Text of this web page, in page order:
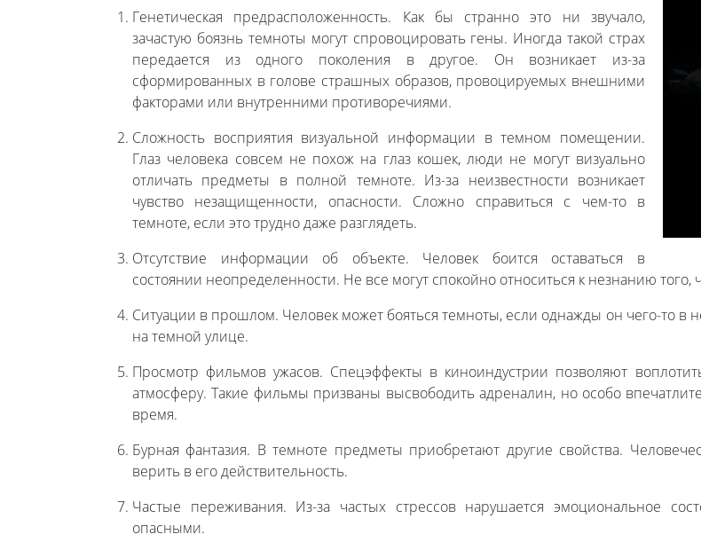
Генетическая предрасположенность. Как бы странно это ни звучало,
зачастую боязнь темноты могут спровоцировать гены. Иногда такой страх
передается из одного поколения в другое. Он возникает из-за
сформированных в голове страшных образов, провоцируемых внешними
факторами или внутренними противоречиями.
Сложность восприятия визуальной информации в темном помещении.
Глаз человека совсем не похож на глаз кошек, люди не могут визуально
отличать предметы в полной темноте. Из-за неизвестности возникает
чувство незащищенности, опасности. Сложно справиться с чем-то в
темноте, если это трудно даже разглядеть.
Отсутствие информации об объекте. Человек боится оставаться в
состоянии неопределенности. Не все могут спокойно относиться к незнанию
Ситуации в прошлом. Человек может бояться темноты, если однажды он чего-то в
на темной улице.
Просмотр фильмов ужасов. Спецэффекты в киноиндустрии позволяют
атмосферу. Такие фильмы призваны высвободить адреналин, но особо
время.
Бурная фантазия. В темноте предметы приобретают другие свойства.
верить в его действительность.
Частые переживания. Из-за частых стрессов нарушается эмоциональное
опасными.